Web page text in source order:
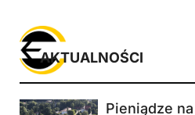
Pieniądze
AKTUALNOŚCI